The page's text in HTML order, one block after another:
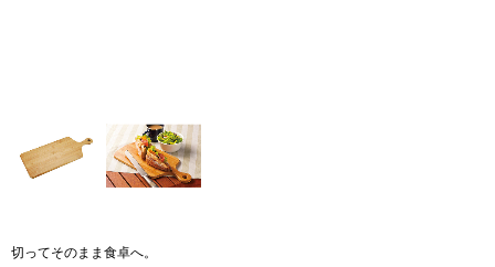
切ってそのまま食卓へ。